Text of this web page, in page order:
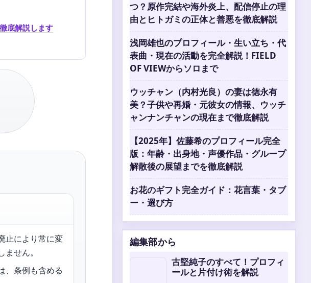
底解説します
止により常に変
せん。
、条例も含める
つ？原作完結や海外炎上、配信停止の理
由とヒトガミの正体と善悪を徹底解説
浅岡雄也のプロフィール・生い立ち・代
表曲・現在の活動を完全解説！FIELD
OF VIEWからソロまで
ウッチャン（内村光良）の妻は徳永有
美？子供や再婚・元彼女の情報、ウッチ
ャンナンチャンの現在まで徹底解説
【2025年】佐藤希のプロフィール完全
版：年齢・出身地・声優作品・グループ
解散後の展望までを徹底解説
お花のギフト完全ガイド：花言葉・タブ
ー・選び方
編集部から
古堅純子のすべて！プロフィ
ールと片付け術を解説